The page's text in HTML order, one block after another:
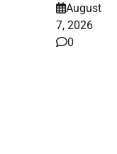
August
7, 2026
0